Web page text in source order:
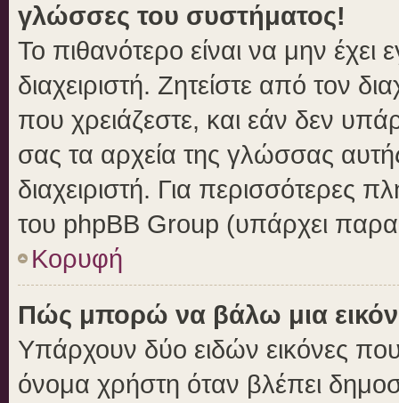
γλώσσες του συστήματος!
Το πιθανότερο είναι να μην
διαχειριστή. Ζητείστε από τον
που χρειάζεστε, και εάν δεν
σας τα αρχεία της γλώσσας
διαχειριστή. Για περισσότερες
του phpBB Group (υπάρχει
Κορυφή
Πώς μπορώ να βάλω μια
Υπάρχουν δύο ειδών εικόνες
όνομα χρήστη όταν βλέπει